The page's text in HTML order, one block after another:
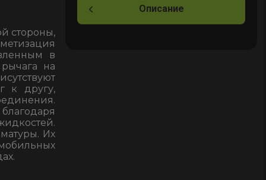
стороны,
в
на
к другу,
Их
камлок
Сamlock
Описание